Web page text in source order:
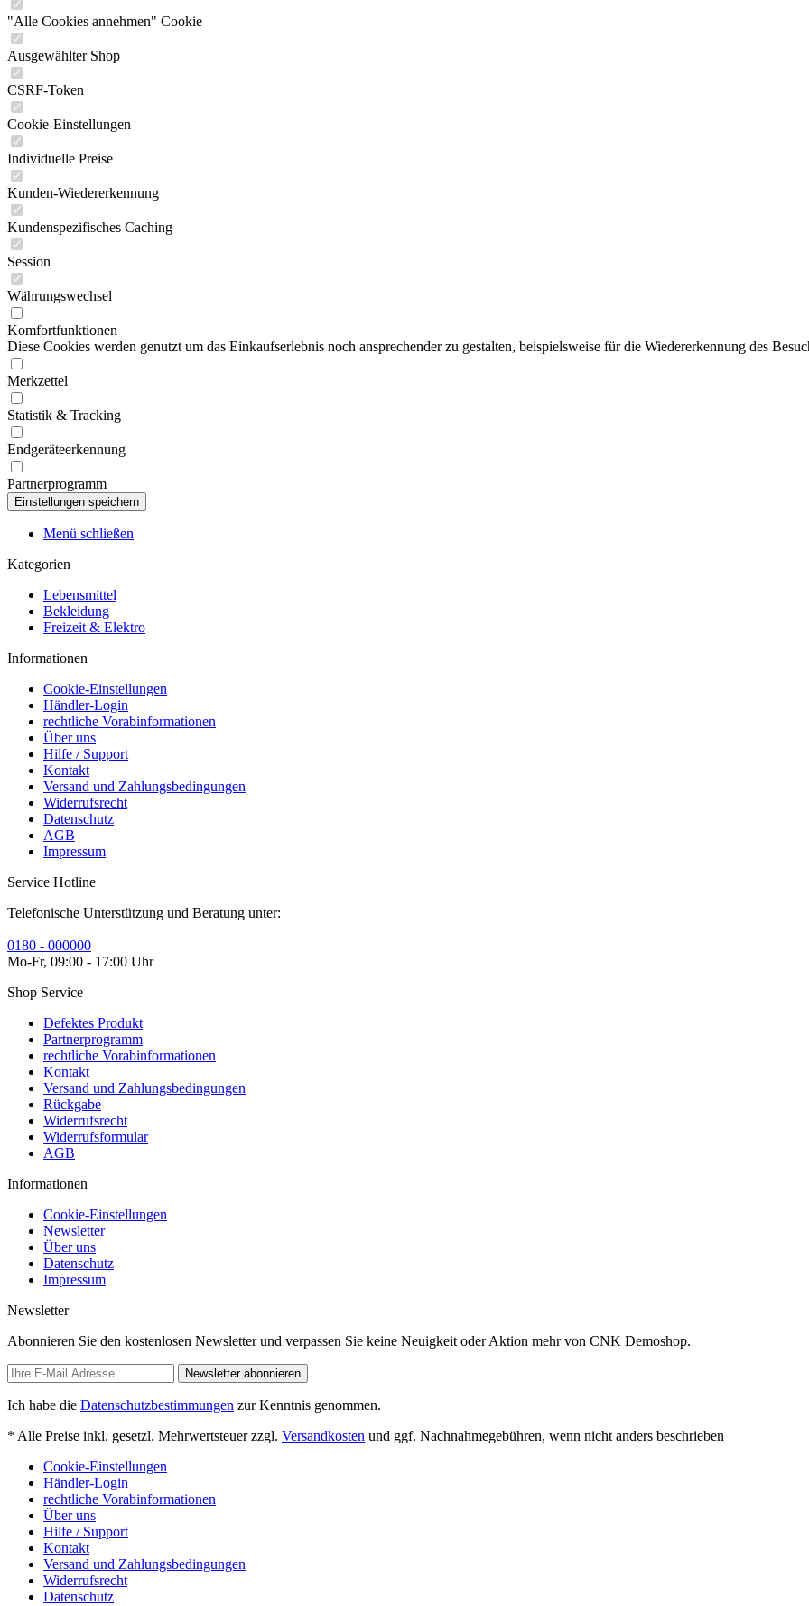
"Alle Cookies annehmen" Cookie
Ausgewählter Shop
CSRF-Token
Cookie-Einstellungen
Individuelle Preise
Kunden-Wiedererkennung
Kundenspezifisches Caching
Session
Währungswechsel
Komfortfunktionen
Diese Cookies werden genutzt um das Einkaufserlebnis noch ansprechender zu gestalten, beispielsweise für die Wiedererkennung des
Merkzettel
Statistik & Tracking
Endgeräteerkennung
Partnerprogramm
Menü schließen
Kategorien
Lebensmittel
Bekleidung
Freizeit & Elektro
Informationen
Cookie-Einstellungen
Händler-Login
rechtliche Vorabinformationen
Über uns
Hilfe / Support
Kontakt
Versand und Zahlungsbedingungen
Widerrufsrecht
Datenschutz
AGB
Impressum
Service Hotline
Telefonische Unterstützung und Beratung unter:
0180 - 000000
Mo-Fr, 09:00 - 17:00 Uhr
Shop Service
Defektes Produkt
Partnerprogramm
rechtliche Vorabinformationen
Kontakt
Versand und Zahlungsbedingungen
Rückgabe
Widerrufsrecht
Widerrufsformular
AGB
Informationen
Cookie-Einstellungen
Newsletter
Über uns
Datenschutz
Impressum
Newsletter
Abonnieren Sie den kostenlosen Newsletter und verpassen Sie keine Neuigkeit oder Aktion mehr von CNK Demoshop.
Newsletter abonnieren
Ich habe die Datenschutzbestimmungen zur Kenntnis genommen.
* Alle Preise inkl. gesetzl. Mehrwertsteuer zzgl. Versandkosten und ggf. Nachnahmegebühren, wenn nicht anders beschrieben
Cookie-Einstellungen
Händler-Login
rechtliche Vorabinformationen
Über uns
Hilfe / Support
Kontakt
Versand und Zahlungsbedingungen
Widerrufsrecht
Datenschutz